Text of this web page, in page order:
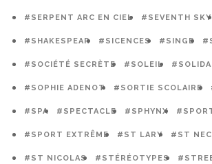
#SERPENT ARC EN CIEL #SEVENTH SKY
#SHAKESPEAR #SICENCES #SINGE
#SOCIÉTÉ SECRÈTE #SOLEIL
#SOPHIE ADENOT #SORTIE SCOLAIRE
#SPA #SPECTACLE #SPHYNX
#SPORT EXTRÊME #ST LARY #ST
#ST NICOLAS #STÉRÉOTYPES